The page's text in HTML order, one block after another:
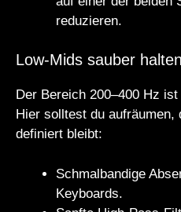
reduzieren.
Low-Mids sauber halten
Der Bereich 200–400 Hz
Hier solltest du aufräumen,
definiert bleibt:
Schmalbandige
Keyboards.